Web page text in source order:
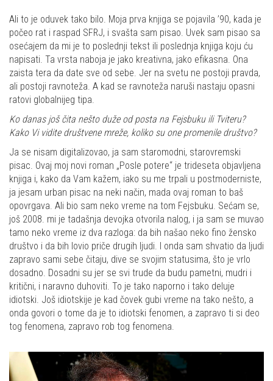
Ali to je oduvek tako bilo. Moja prva knjiga se pojavila ’90, kada je
počeo rat i raspad SFRJ, i svašta sam pisao. Uvek sam pisao sa
osećajem da mi je to poslednji tekst ili poslednja knjiga koju ću
napisati. Ta vrsta naboja je jako kreativna, jako efikasna. Ona
zaista tera da date sve od sebe. Jer na svetu ne postoji pravda,
ali postoji ravnoteža. A kad se ravnoteža naruši nastaju opasni
ratovi globalnijeg tipa.
Ko danas još čita nešto duže od posta na Fejsbuku ili Tviteru?
Kako Vi vidite društvene mreže, koliko su one promenile društvo?
Ja se nisam digitalizovao, ja sam staromodni, starovremski
pisac. Ovaj moj novi roman „Posle potere“ je trideseta objavljena
knjiga i, kako da Vam kažem, iako su me trpali u postmoderniste,
ja jesam urban pisac na neki način, mada ovaj roman to baš
opovrgava. Ali bio sam neko vreme na tom Fejsbuku. Sećam se,
još 2008. mi je tadašnja devojka otvorila nalog, i ja sam se muvao
tamo neko vreme iz dva razloga: da bih našao neko fino žensko
društvo i da bih lovio priče drugih ljudi. I onda sam shvatio da ljudi
zapravo sami sebe čitaju, dive se svojim statusima, što je vrlo
dosadno. Dosadni su jer se svi trude da budu pametni, mudri i
kritični, i naravno duhoviti. To je tako naporno i tako deluje
idiotski. Još idiotskije je kad čovek gubi vreme na tako nešto, a
onda govori o tome da je to idiotski fenomen, a zapravo ti si deo
tog fenomena, zapravo rob tog fenomena.